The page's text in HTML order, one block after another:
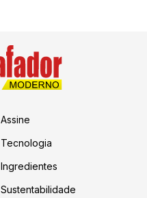
Assine
Tecnologia
Ingredientes
Sustentabilidade